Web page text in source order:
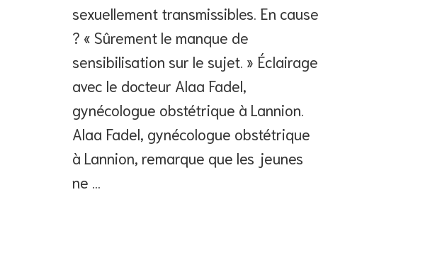
sexuellement transmissibles. En cause
? « Sûrement le manque de
sensibilisation sur le sujet. » Éclairage
avec le docteur Alaa Fadel,
gynécologue obstétrique à Lannion.
Alaa Fadel, gynécologue obstétrique
à Lannion, remarque que les jeunes
ne …